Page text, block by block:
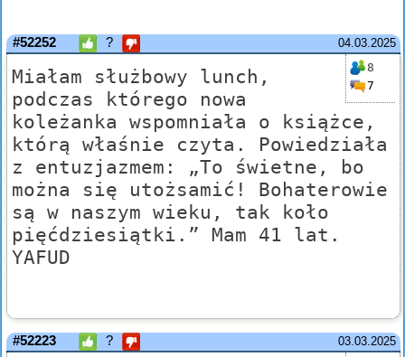
04.03.2025
#52252 ?
8
7
Miałam służbowy lunch,
podczas którego nowa
koleżanka wspomniała o książce,
którą właśnie czyta. Powiedziała
z entuzjazmem: „To świetne, bo
można się utożsamić! Bohaterowie
są w naszym wieku, tak koło
pięćdziesiątki.” Mam 41 lat.
YAFUD
03.03.2025
#52223 ?